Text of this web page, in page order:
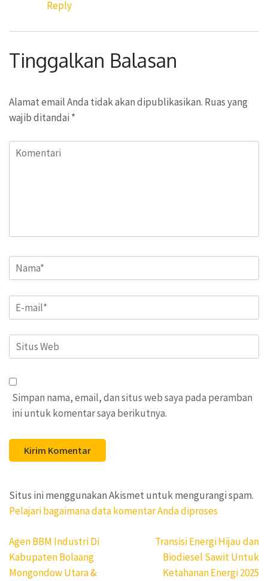
Reply
Tinggalkan Balasan
Alamat email Anda tidak akan dipublikasikan. Ruas yang
wajib ditandai *
Komentari
Name*
Email*
Situs
Web
Simpan nama, email, dan situs web saya pada peramban
ini untuk komentar saya berikutnya.
Situs ini menggunakan Akismet untuk mengurangi spam.
Pelajari bagaimana data komentar Anda diproses
Navigasi
pos
Agen BBM Industri Di
Kabupaten Bolaang
Mongondow Utara &
Transisi Energi Hijau dan
Biodiesel Sawit Untuk
Ketahanan Energi 2025